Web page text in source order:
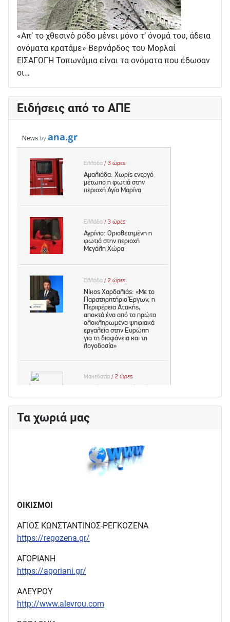
«Απ’ το χθεσινό ρόδο μένει μόνο τ’ όνομά του, άδεια
ονόματα κρατάμε» Βερνάρδος του Μορλαί
ΕΙΣΑΓΩΓΗ Τοπωνύμια είναι τα ονόματα που έδωσαν
οι…
Ειδήσεις από το ΑΠΕ
Τα χωριά μας
ΟΙΚΙΣΜΟΙ
ΑΓΙΟΣ ΚΩΝΣΤΑΝΤΙΝΟΣ-ΡΕΓΚΟΖΕΝΑ
https://regozena.gr/
ΑΓΟΡΙΑΝΗ
https://agoriani.gr/
ΑΛΕΥΡΟΥ
http://www.alevrou.com